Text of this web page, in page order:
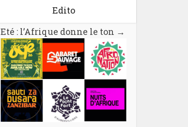
Edito
Eté : l’Afrique donne le ton →